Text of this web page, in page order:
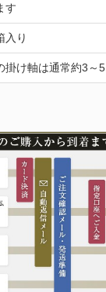
す
入り
掛け軸は通常約3～